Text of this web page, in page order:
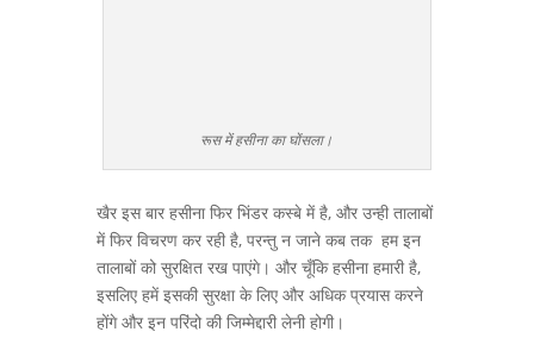
रूस में हसीना का घोंसला।
खैर इस बार हसीना फिर भिंडर कस्बे में है, और उन्ही तालाबों
में फिर विचरण कर रही है, परन्तु न जाने कब तक हम इन
तालाबों को सुरक्षित रख पाएंगे। और चूँकि हसीना हमारी है,
इसलिए हमें इसकी सुरक्षा के लिए और अधिक प्रयास करने
होंगे और इन परिंदो की जिम्मेद्दारी लेनी होगी।